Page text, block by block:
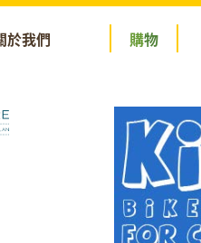
於我們 購物